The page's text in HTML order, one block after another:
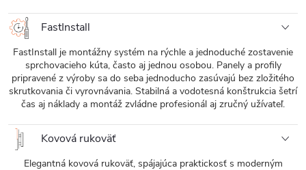
FastInstall
FastInstall je montážny systém na rýchle a jednoduché zostavenie
sprchovacieho kúta, často aj jednou osobou. Panely a profily
pripravené z výroby sa do seba jednoducho zasúvajú bez zložitého
skrutkovania či vyrovnávania. Stabilná a vodotesná konštrukcia šetrí
čas aj náklady a montáž zvládne profesionál aj zručný užívateľ.
Kovová rukoväť
Elegantná kovová rukoväť, spájajúca praktickosť s moderným